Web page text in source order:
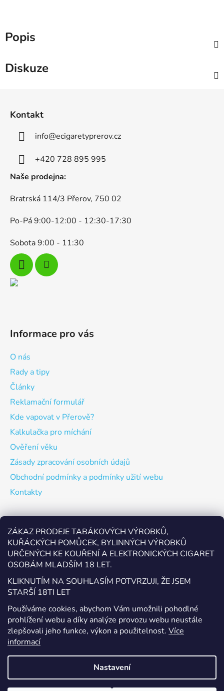
ZÁKAZ PRODEJE TABÁKOVÝCH VÝROBKŮ,
KUŘÁCKÝCH POMŮCEK, BYLINNÝCH VÝROBKŮ
URČENÝCH KE KOUŘENÍ A ELEKTRONICKÝCH CIGARET
OSOBÁM MLADŠÍM 18 LET.
KLIKNUTÍM NA SOUHLASÍM POTVRZUJI, ŽE JSEM
STARŠÍ 18TI LET
Používáme cookies, abychom Vám umožnili pohodlné
prohlížení webu a díky analýze provozu webu neustále
zlepšovali jeho funkce, výkon a použitelnost. Více
informací
Nastavení
Popis
Diskuze
Kontakt
info@ecigaretyprerov.cz
+420 728 895 995
Naše prodejna:
Bratrská 114/3 Přerov, 750 02
Po-Pá 9:00-12:00 - 12:30-17:30
Sobota 9:00 - 11:30
Informace pro vás
O nás
Rady a tipy
Články
Reklamační formulář
Kde vapovat v Přerově?
Kalkulačka pro míchání
Ověření věku
Zásady zpracování osobních údajů
Obchodní podmínky a podmínky užití webu
Kontakty
Odebírat newsletter
Vložte svůj e-mail a my vám budeme zasílat informace o
nových produktech na našem e-shopu.
E-mail
Vložením e-mailu souhlasíte s
podmínkami ochrany
osobních údajů
PŘIHLÁSIT SE